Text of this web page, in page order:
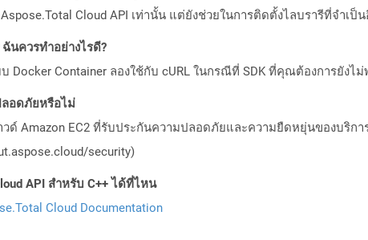
Cloud API เท่านั้น แต่ยังช่วยในการติดตั้งไลบรารีที่จำเป็
นควรทำอย่างไรดี?
Docker Container ลองใช้กับ cURL ในกรณีที่ SDK ที่คุณต้องการยังไ
ลอดภัยหรือไม่
วด์ Amazon EC2 ที่รับประกันความปลอดภัยและความยืดหยุ่นของบริก
security)
API สำหรับ C++ ได้ที่ไหน
Cloud Documentation